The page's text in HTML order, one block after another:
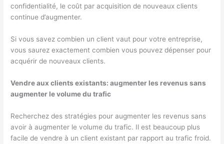
confidentialité, le coût par acquisition de nouveaux clients
continue d’augmenter.
Si vous savez combien un client vaut pour votre entreprise,
vous saurez exactement combien vous pouvez dépenser pour
acquérir de nouveaux clients.
Vendre aux clients existants: augmenter les revenus sans
augmenter le volume du trafic
Recherchez des stratégies pour augmenter les revenus sans
avoir à augmenter le volume du trafic. Il est beaucoup plus
facile de vendre à un client existant par rapport au trafic froid.